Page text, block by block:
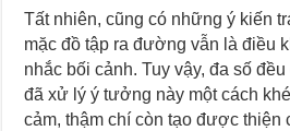
Tất nhiên, cũng có những ý kiến
mặc đồ tập ra đường vẫn là điều
nhắc bối cảnh. Tuy vậy, đa số
đã xử lý ý tưởng này một cách
cảm, thậm chí còn tạo được thiện